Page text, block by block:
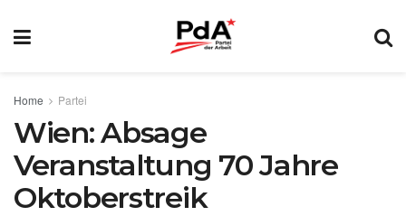
Home Partei
Wien: Absage
Veranstaltung 70 Jahre
Oktoberstreik